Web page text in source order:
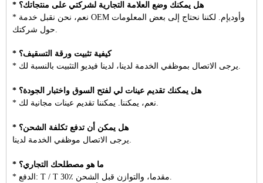
* هل يمكنك وضع العلامة التجارية لشركتي على منتجاتك؟
* نعم، نحن نقبل خدمة OEM وأوديإم. لكننا نحتاج إلى بعض المعلومات
حول شركتك.
* كيفية تثبيت ورقة التسقيف؟
* يرجى الاتصال بموظفي الخدمة لدينا، لدينا فيديو التثبيت بالنسبة لك.
* هل يمكنك تقديم عينات لي لفتح السوق واختبار الجودة؟
* نعم، يمكننا. يمكننا تقديم عينات مجانية لك.
* هل يمكن أن تدفع تكلفة الشحن؟
يرجى الاتصال موظفي الخدمة لدينا.
* ما هو مصطلحك التجاري؟
* الدفع: T / T 30٪ مقدما، والتوازن قبل الشحن.